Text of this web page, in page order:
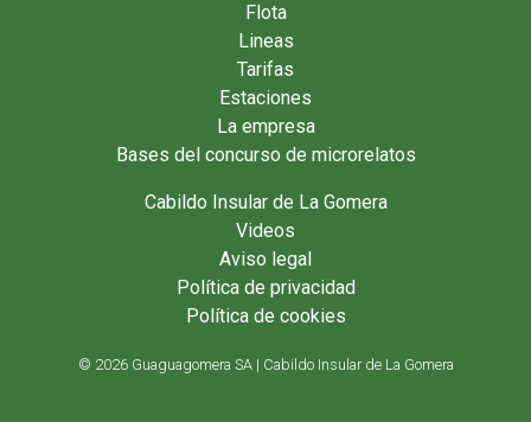
Flota
Lineas
Tarifas
Estaciones
La empresa
Bases del concurso de microrelatos
Cabildo Insular de La Gomera
Videos
Aviso legal
Política de privacidad
Política de cookies
© 2026 Guaguagomera SA | Cabildo Insular de La Gomera